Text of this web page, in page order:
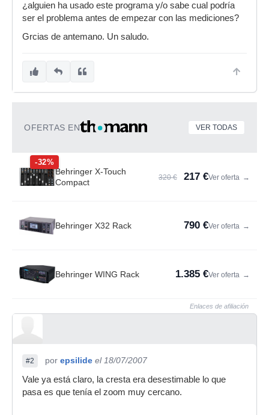
¿alguien ha usado este programa y/o sabe cual podría
ser el problema antes de empezar con las mediciones?
Grcias de antemano. Un saludo.
OFERTAS EN VER TODAS
-32%
Behringer X-Touch
Compact
320 € 217 €Ver oferta →
Behringer X32 Rack 790 €Ver oferta →
Behringer WING Rack 1.385 €Ver oferta →
Enlaces de afiliación
#2 por epsilide el 18/07/2007
Vale ya está claro, la cresta era desestimable lo que
pasa es que tenía el zoom muy cercano.